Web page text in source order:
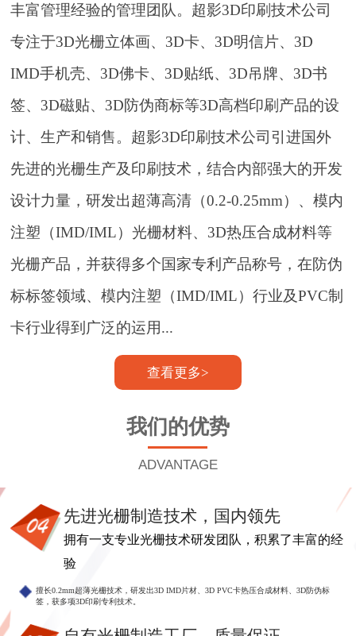
丰富管理经验的管理团队。超影3D印刷技术公司
专注于3D光栅立体画、3D卡、3D明信片、3D
IMD手机壳、3D佛卡、3D贴纸、3D吊牌、3D书
签、3D磁贴、3D防伪商标等3D高档印刷产品的设
计、生产和销售。超影3D印刷技术公司引进国外
先进的光栅生产及印刷技术，结合内部强大的开发
设计力量，研发出超薄高清（0.2-0.25mm）、模内
注塑（IMD/IML）光栅材料、3D热压合成材料等
光栅产品，并获得多个国家专利产品称号，在防伪
标标签领域、模内注塑（IMD/IML）行业及PVC制
卡行业得到广泛的运用...
查看更多>
我们的优势
ADVANTAGE
先进光栅制造技术，国内领先
拥有一支专业光栅技术研发团队，积累了丰富的经
验
擅长0.2mm超薄光栅技术，研发出3D IMD片材、3D PVC卡热压合成材料、3D防伪标
签，获多项3D印刷专利技术。